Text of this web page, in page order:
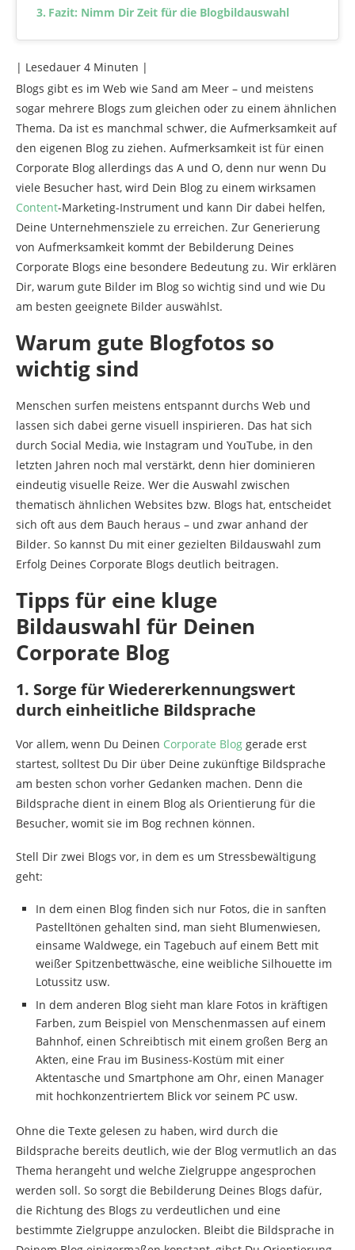
Fazit: Nimm Dir Zeit für die Blogbildauswahl
| Lesedauer 4 Minuten |
Blogs gibt es im Web wie Sand am Meer – und meistens
sogar mehrere Blogs zum gleichen oder zu einem ähnlichen
Thema. Da ist es manchmal schwer, die Aufmerksamkeit auf
den eigenen Blog zu ziehen. Aufmerksamkeit ist für einen
Corporate Blog allerdings das A und O, denn nur wenn Du
viele Besucher hast, wird Dein Blog zu einem wirksamen
Content-Marketing-Instrument und kann Dir dabei helfen,
Deine Unternehmensziele zu erreichen. Zur Generierung
von Aufmerksamkeit kommt der Bebilderung Deines
Corporate Blogs eine besondere Bedeutung zu. Wir erklären
Dir, warum gute Bilder im Blog so wichtig sind und wie Du
am besten geeignete Bilder auswählst.
Warum gute Blogfotos so
wichtig sind
Menschen surfen meistens entspannt durchs Web und
lassen sich dabei gerne visuell inspirieren. Das hat sich
durch Social Media, wie Instagram und YouTube, in den
letzten Jahren noch mal verstärkt, denn hier dominieren
eindeutig visuelle Reize. Wer die Auswahl zwischen
thematisch ähnlichen Websites bzw. Blogs hat, entscheidet
sich oft aus dem Bauch heraus – und zwar anhand der
Bilder. So kannst Du mit einer gezielten Bildauswahl zum
Erfolg Deines Corporate Blogs deutlich beitragen.
Tipps für eine kluge
Bildauswahl für Deinen
Corporate Blog
1. Sorge für Wiedererkennungswert
durch einheitliche Bildsprache
Vor allem, wenn Du Deinen Corporate Blog gerade erst
startest, solltest Du Dir über Deine zukünftige Bildsprache
am besten schon vorher Gedanken machen. Denn die
Bildsprache dient in einem Blog als Orientierung für die
Besucher, womit sie im Bog rechnen können.
Stell Dir zwei Blogs vor, in dem es um Stressbewältigung
geht:
In dem einen Blog finden sich nur Fotos, die in sanften
Pastelltönen gehalten sind, man sieht Blumenwiesen,
einsame Waldwege, ein Tagebuch auf einem Bett mit
weißer Spitzenbettwäsche, eine weibliche Silhouette im
Lotussitz usw.
In dem anderen Blog sieht man klare Fotos in kräftigen
Farben, zum Beispiel von Menschenmassen auf einem
Bahnhof, einen Schreibtisch mit einem großen Berg an
Akten, eine Frau im Business-Kostüm mit einer
Aktentasche und Smartphone am Ohr, einen Manager
mit hochkonzentriertem Blick vor seinem PC usw.
Ohne die Texte gelesen zu haben, wird durch die
Bildsprache bereits deutlich, wie der Blog vermutlich an das
Thema herangeht und welche Zielgruppe angesprochen
werden soll. So sorgt die Bebilderung Deines Blogs dafür,
die Richtung des Blogs zu verdeutlichen und eine
bestimmte Zielgruppe anzulocken. Bleibt die Bildsprache in